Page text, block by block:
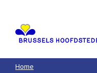
contenu
principal
Home